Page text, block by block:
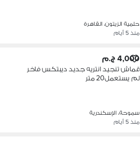
حلمية الزيتون، القاهرة
منذ 5 أيام
4,000 ج.م
قماش تنجيد انتريه جديد ديبتكس فاخر
لم يستعمل20 متر
سموحة، الإسكندرية
منذ 5 أيام